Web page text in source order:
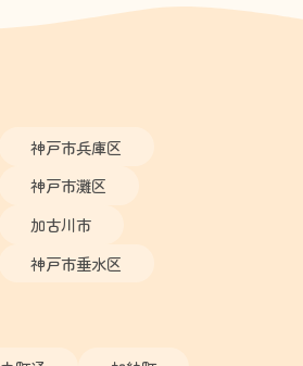
神戸市兵庫区
神戸市灘区
加古川市
神戸市垂水区